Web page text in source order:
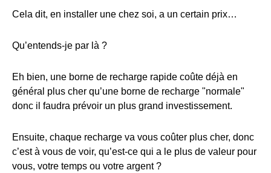
Cela dit, en installer une chez soi, a un certain prix…
Qu’entends-je par là ?
Eh bien, une borne de recharge rapide coûte déjà en
général plus cher qu’une borne de recharge "normale"
donc il faudra prévoir un plus grand investissement.
Ensuite, chaque recharge va vous coûter plus cher, donc
c’est à vous de voir, qu’est-ce qui a le plus de valeur pour
vous, votre temps ou votre argent ?